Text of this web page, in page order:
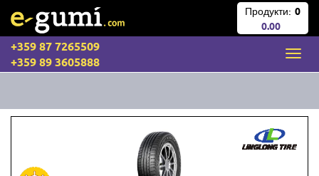
Продукти: 0
0.00
+359 87 7265509
+359 89 3605888